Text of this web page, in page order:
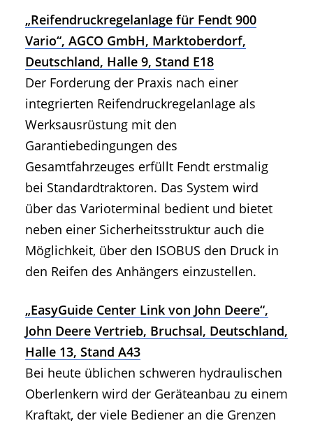
„Reifendruckregelanlage für Fendt 900
Vario“, AGCO GmbH, Marktoberdorf,
Deutschland, Halle 9, Stand E18
Der Forderung der Praxis nach einer
integrierten Reifendruckregelanlage als
Werksausrüstung mit den
Garantiebedingungen des
Gesamtfahrzeuges erfüllt Fendt erstmalig
bei Standardtraktoren. Das System wird
über das Varioterminal bedient und bietet
neben einer Sicherheitsstruktur auch die
Möglichkeit, über den ISOBUS den Druck in
den Reifen des Anhängers einzustellen.
„EasyGuide Center Link von John Deere“,
John Deere Vertrieb, Bruchsal, Deutschland,
Halle 13, Stand A43
Bei heute üblichen schweren hydraulischen
Oberlenkern wird der Geräteanbau zu einem
Kraftakt, der viele Bediener an die Grenzen